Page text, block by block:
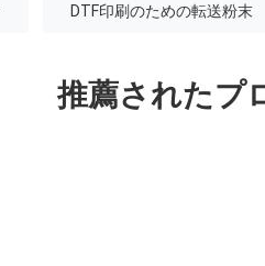
DTF印刷のための転送粉末
推薦されたプ